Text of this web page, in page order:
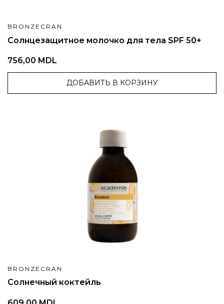
BRONZECRAN
Солнцезащитное молочко для тела SPF 50+
756,00 MDL
ДОБАВИТЬ В КОРЗИНУ
BRONZECRAN
Солнечный коктейль